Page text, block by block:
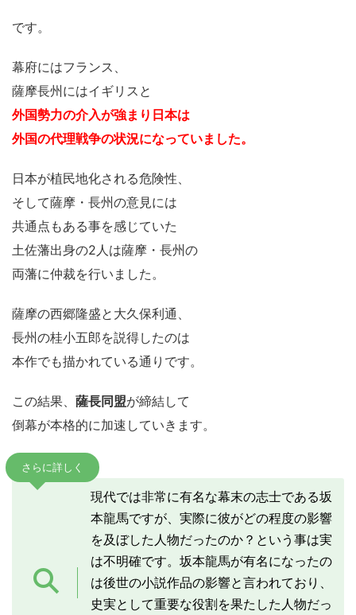
です。
幕府にはフランス、
薩摩長州にはイギリスと
外国勢力の介入が強まり日本は
外国の代理戦争の状況になっていました。
日本が植民地化される危険性、
そして薩摩・長州の意見には
共通点もある事を感じていた
土佐藩出身の2人は薩摩・長州の
両藩に仲裁を行いました。
薩摩の西郷隆盛と大久保利通、
長州の桂小五郎を説得したのは
本作でも描かれている通りです。
この結果、 薩長同盟が締結して
倒幕が本格的に加速していきます。
さらに詳しく
現代では非常に有名な幕末の志士である坂
本龍馬ですが、実際に彼がどの程度の影響
を及ぼした人物だったのか？という事は実
は不明確です。坂本龍馬が有名になったの
は後世の小説作品の影響と言われており、
史実として重要な役割を果たした人物だっ